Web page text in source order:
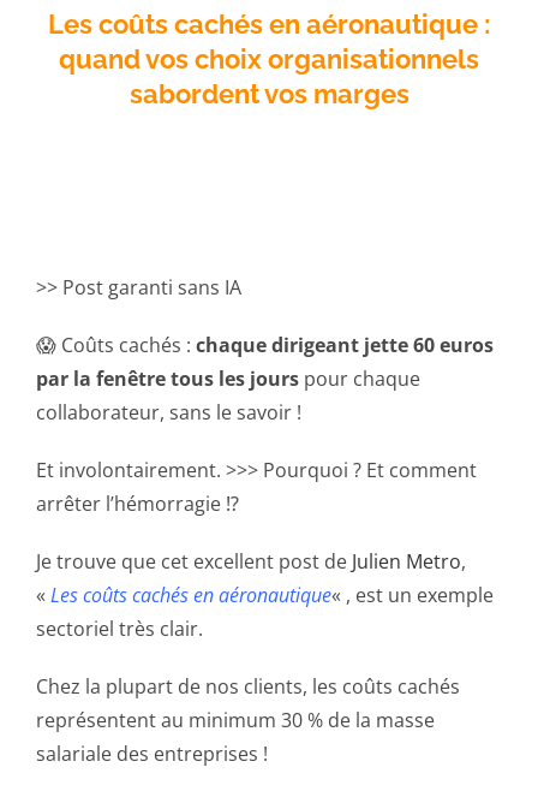
Les coûts cachés en aéronautique :
quand vos choix organisationnels
sabordent vos marges
>> Post garanti sans IA
😱 Coûts cachés : chaque dirigeant jette 60 euros
par la fenêtre tous les jours pour chaque
collaborateur, sans le savoir !
Et involontairement. >>> Pourquoi ? Et comment
arrêter l’hémorragie ⁉️
Je trouve que cet excellent post de Julien Metro,
« Les coûts cachés en aéronautique« , est un exemple
sectoriel très clair.
Chez la plupart de nos clients, les coûts cachés
représentent au minimum 30 % de la masse
salariale des entreprises !